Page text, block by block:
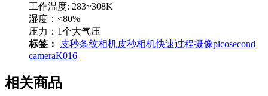
工作温度: 283~308K
湿度：<80%
压力：1个大气压
标签：
皮秒条纹相机皮秒相机快速过程摄像picosecond
cameraK016
相关商品